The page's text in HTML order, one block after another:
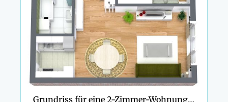
Grundriss für eine 2-Zimmer-Wohnung mit Galeerenküche